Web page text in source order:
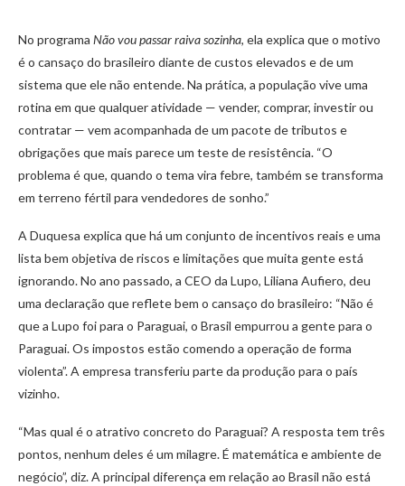
No programa Não vou passar raiva sozinha, ela explica que o motivo
é o cansaço do brasileiro diante de custos elevados e de um
sistema que ele não entende. Na prática, a população vive uma
rotina em que qualquer atividade — vender, comprar, investir ou
contratar — vem acompanhada de um pacote de tributos e
obrigações que mais parece um teste de resistência. “O
problema é que, quando o tema vira febre, também se transforma
em terreno fértil para vendedores de sonho.”
A Duquesa explica que há um conjunto de incentivos reais e uma
lista bem objetiva de riscos e limitações que muita gente está
ignorando. No ano passado, a CEO da Lupo, Liliana Aufiero, deu
uma declaração que reflete bem o cansaço do brasileiro: “Não é
que a Lupo foi para o Paraguai, o Brasil empurrou a gente para o
Paraguai. Os impostos estão comendo a operação de forma
violenta”. A empresa transferiu parte da produção para o país
vizinho.
“Mas qual é o atrativo concreto do Paraguai? A resposta tem três
pontos, nenhum deles é um milagre. É matemática e ambiente de
negócio”, diz. A principal diferença em relação ao Brasil não está